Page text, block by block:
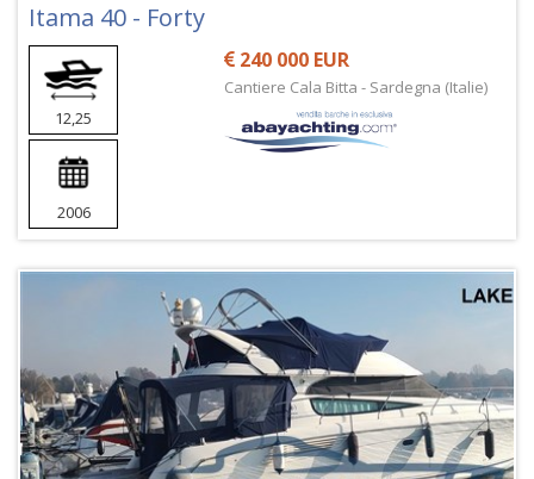
Itama 40 - Forty
12,25
2006
240 000 EUR
Cantiere Cala Bitta - Sardegna (Italie)